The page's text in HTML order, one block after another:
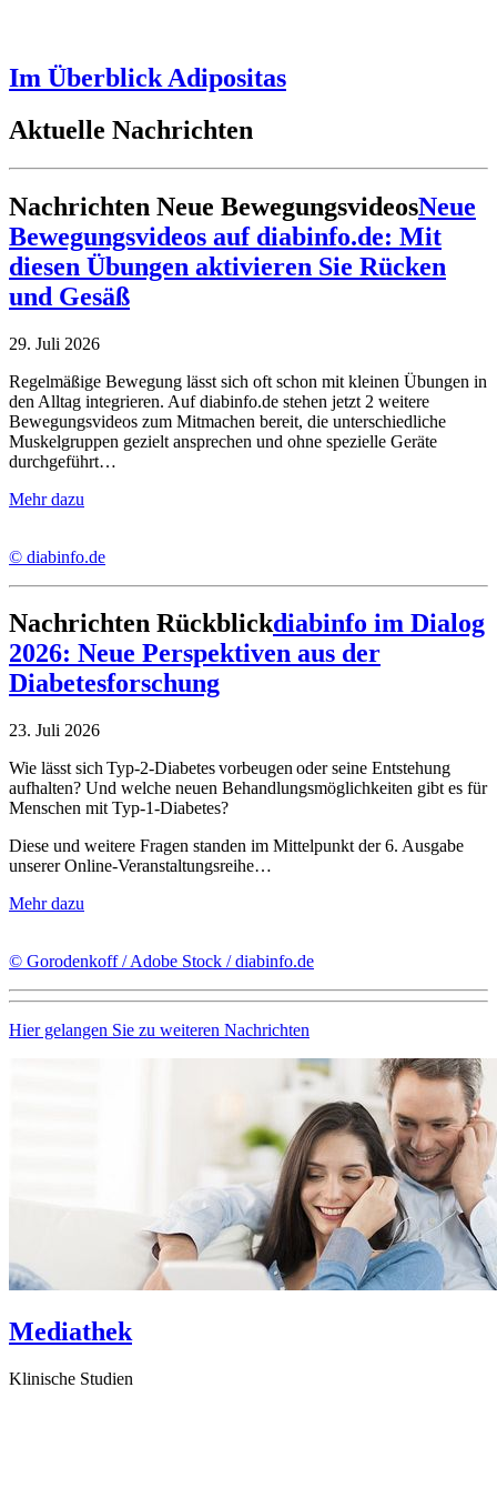
Im Überblick Adipositas
Aktuelle Nachrichten
Nachrichten Neue BewegungsvideosNeue
Bewegungsvideos auf diabinfo.de: Mit
diesen Übungen aktivieren Sie Rücken
und Gesäß
29. Juli 2026
Regelmäßige Bewegung lässt sich oft schon mit kleinen Übungen in
den Alltag integrieren. Auf diabinfo.de stehen jetzt 2 weitere
Bewegungsvideos zum Mitmachen bereit, die unterschiedliche
Muskelgruppen gezielt ansprechen und ohne spezielle Geräte
durchgeführt…
Mehr dazu
© diabinfo.de
Nachrichten Rückblickdiabinfo im Dialog
2026: Neue Perspektiven aus der
Diabetesforschung
23. Juli 2026
Wie lässt sich Typ-2-Diabetes vorbeugen oder seine Entstehung
aufhalten? Und welche neuen Behandlungsmöglichkeiten gibt es für
Menschen mit Typ-1-Diabetes?
Diese und weitere Fragen standen im Mittelpunkt der 6. Ausgabe
unserer Online-Veranstaltungsreihe…
Mehr dazu
© Gorodenkoff / Adobe Stock / diabinfo.de
Hier gelangen Sie zu weiteren Nachrichten
Mediathek
Klinische Studien